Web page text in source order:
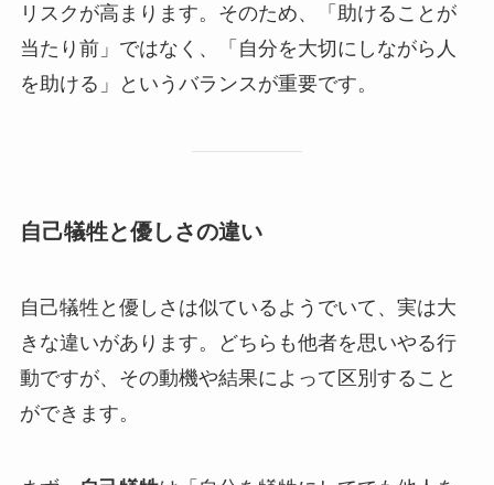
リスクが高まります。そのため、「助けることが
当たり前」ではなく、「自分を大切にしながら人
を助ける」というバランスが重要です。
自己犠牲と優しさの違い
自己犠牲と優しさは似ているようでいて、実は大
きな違いがあります。どちらも他者を思いやる行
動ですが、その動機や結果によって区別すること
ができます。